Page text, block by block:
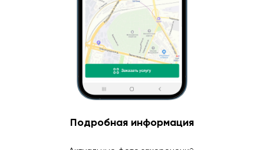
Подробная информация